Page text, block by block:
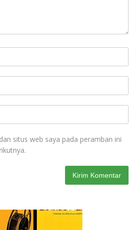
situs web saya pada peramban ini